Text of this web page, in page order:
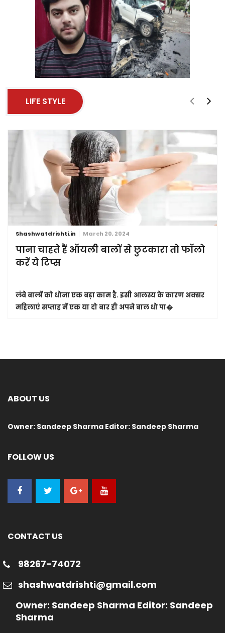
LIFE STYLE
Shashwatdrishti.in March 20, 2024
पाना चाहते हैं ऑयली बालों से छुटकारा तो फॉलो
करें ये टिप्स
लंबे बालों को धोना एक बड़ा काम है. इसी आलस्य के कारण अक्सर
महिलाएं सप्ताह में एक या दो बार ही अपने बाल धो पा�
ABOUT US
Owner: Sandeep Sharma Editor: Sandeep Sharma
FOLLOW US
CONTACT US
98267-74072
shashwatdrishti@gmail.com
Owner: Sandeep Sharma Editor: Sandeep
Sharma